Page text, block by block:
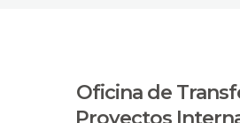
Oficina de
Proyectos